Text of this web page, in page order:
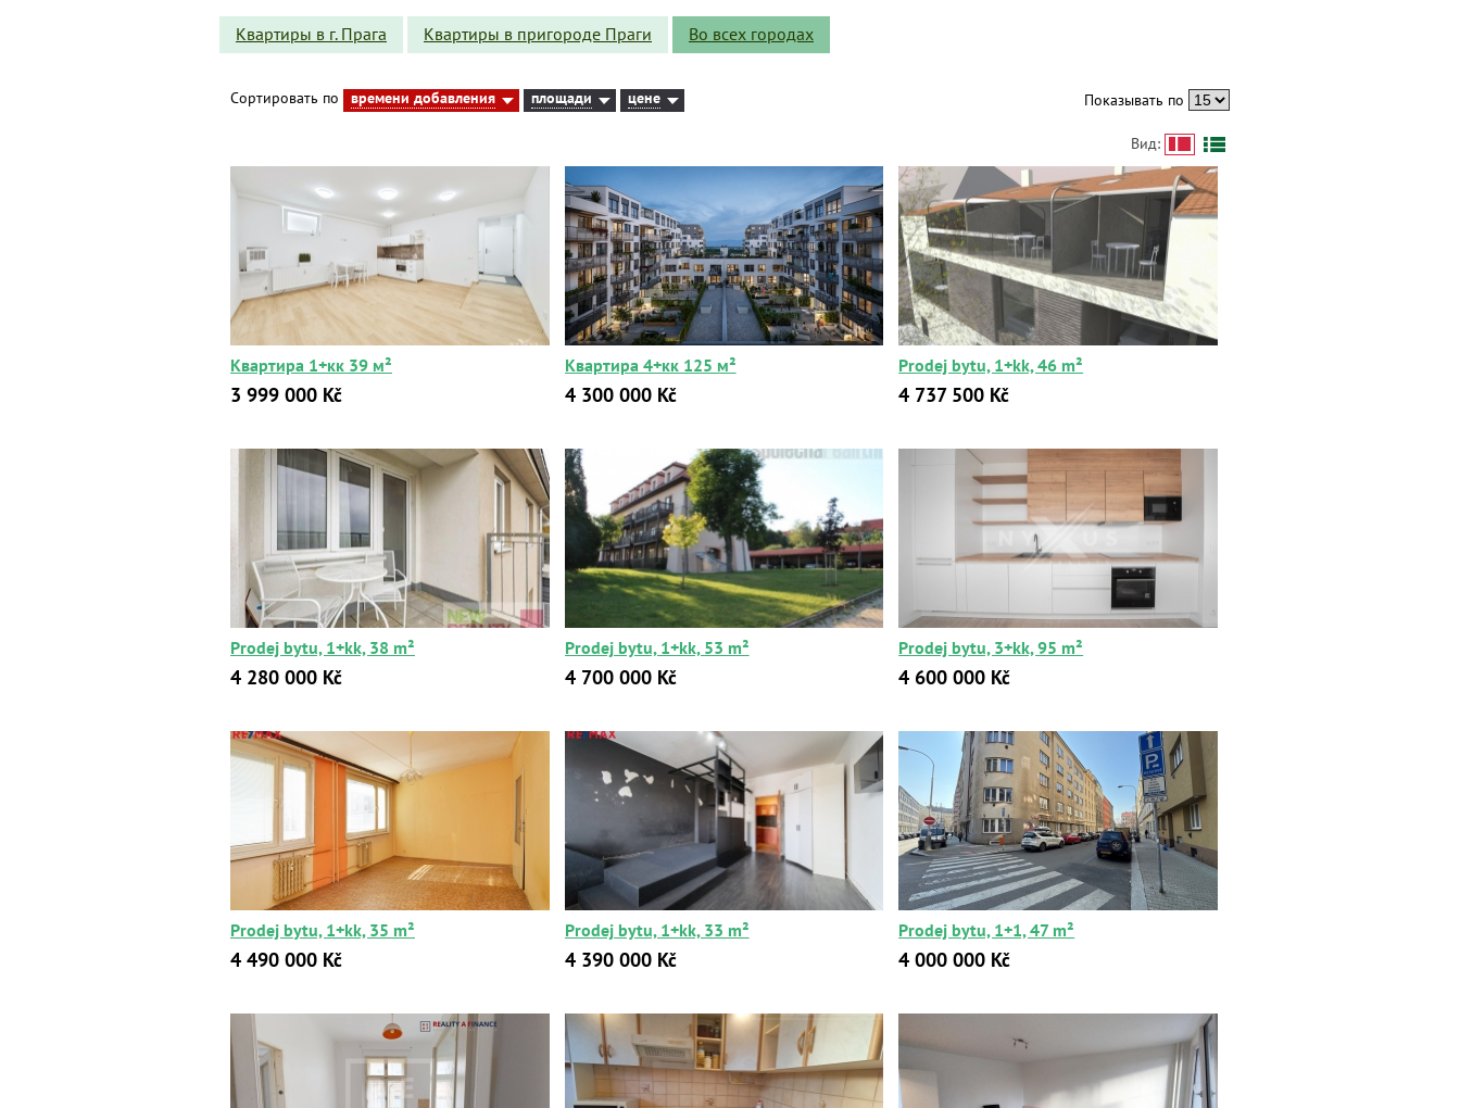
Квартиры в г. Прага Квартиры в пригороде Праги Во всех городах
Сортировать по времени добавления площади цене Показывать по
Вид:
Квартира 1+кк 39 м²
3 999 000 Kč
Квартира 4+кк 125 м²
4 300 000 Kč
Prodej bytu, 1+kk, 46 m²
4 737 500 Kč
Prodej bytu, 1+kk, 38 m²
4 280 000 Kč
Prodej bytu, 1+kk, 53 m²
4 700 000 Kč
Prodej bytu, 3+kk, 95 m²
4 600 000 Kč
Prodej bytu, 1+kk, 35 m²
4 490 000 Kč
Prodej bytu, 1+kk, 33 m²
4 390 000 Kč
Prodej bytu, 1+1, 47 m²
4 000 000 Kč